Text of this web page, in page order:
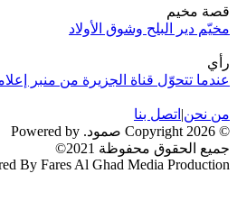
قصة مخيم
مخيّم دير البلح وشوق الأولاد
رأي
عندما تتحوّل قناة الجزيرة من منبر
من نحن| اتصل بنا
© 2026 Copyright صمود. Powered by
جميع الحقوق محفوظة 2021©
By Fares Al Ghad Media Production